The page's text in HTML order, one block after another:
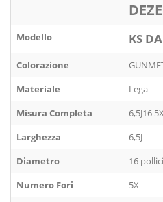
Modello KS
Colorazione
Materiale
Lega
Misura Completa
6,5J16
Larghezza
6,5J
Diametro
16 pollici
Numero Fori
5X